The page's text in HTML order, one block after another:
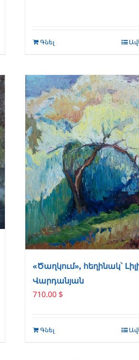
Գնել
«Ծաղկում», հեղինակ՝
Վարդանյան
710.00 $
Գնել